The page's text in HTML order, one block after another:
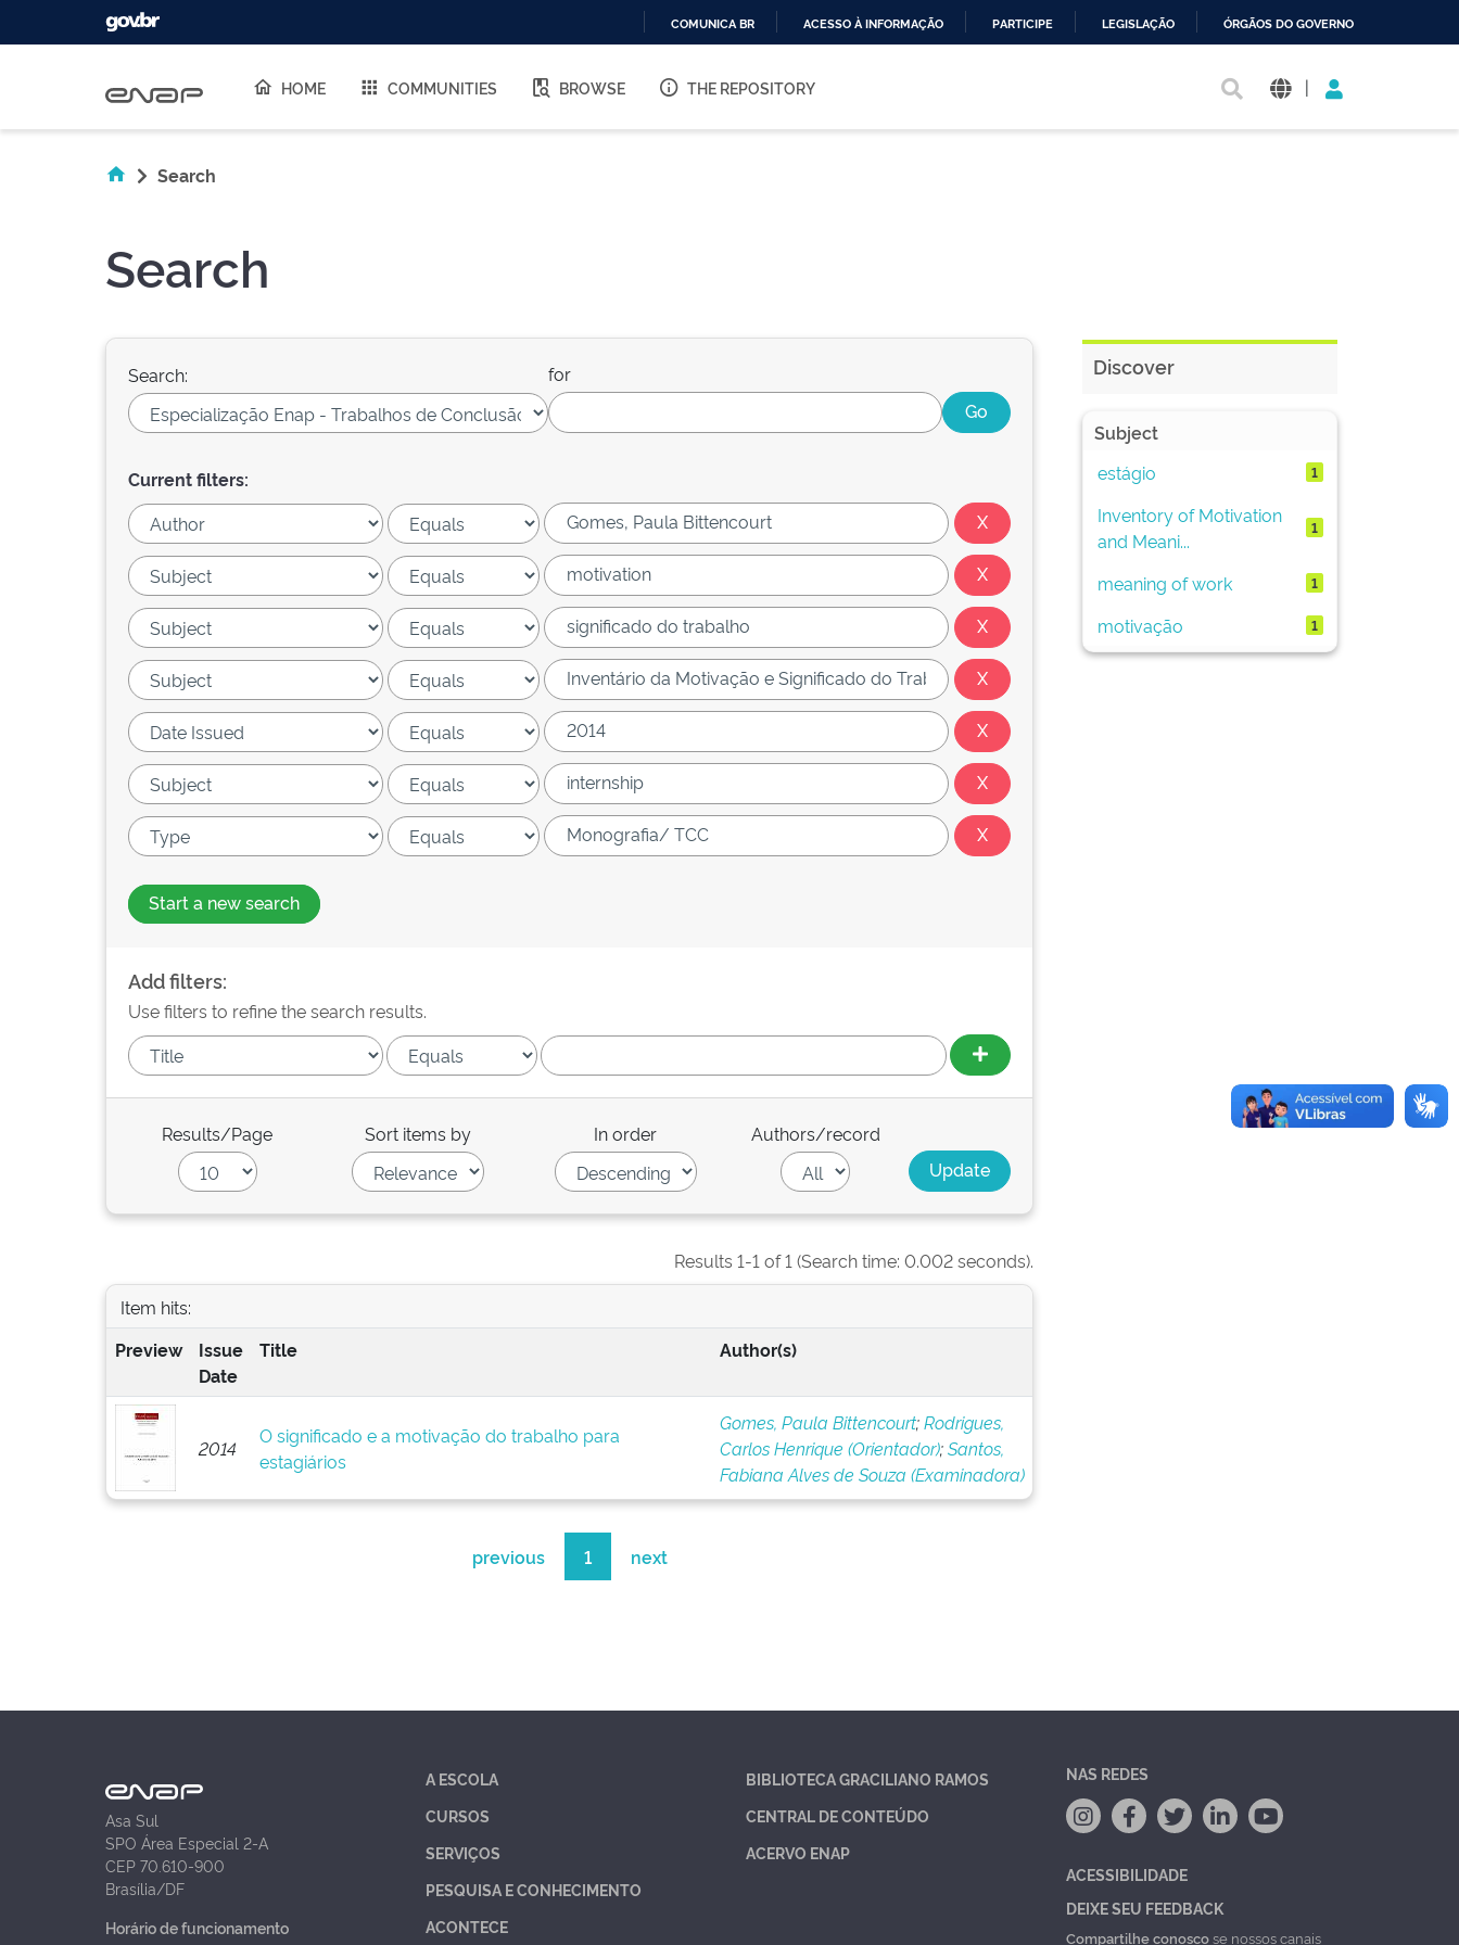
O
COMUNICA BR ACESSO À INFORMAÇÃO PARTICIPE LEGISLAÇÃO ÓRGÃOS DO GOVERNO
HOME COMMUNITIES BROWSE THE REPOSITORY |
Search
Search
Search: for
Current filters:
Start a new search
Add filters:
Use filters to refine the search results.
Results/Page Sort items by In order Authors/record
Results 1-1 of 1 (Search time: 0.002 seconds).
Item hits:
Preview
Issue
Date
Title Author(s)
2014
O significado e a motivação do trabalho para
estagiários
Gomes, Paula Bittencourt;Rodrigues,
Carlos Henrique (Orientador);Santos,
Fabiana Alves de Souza (Examinadora)
previous 1 next
Discover
Subject
estágio
1
Inventory of Motivation
and Meani...
1
meaning of work 1
motivação 1
Asa Sul
SPO Área Especial 2-A
CEP 70.610-900
Brasília/DF
Horário de funcionamento
A ESCOLA
CURSOS
SERVIÇOS
PESQUISA E CONHECIMENTO
ACONTECE
BIBLIOTECA GRACILIANO RAMOS
CENTRAL DE CONTEÚDO
ACERVO ENAP
NAS REDES
ACESSIBILIDADE
DEIXE SEU FEEDBACK
Compartilhe conoscose nossos canais